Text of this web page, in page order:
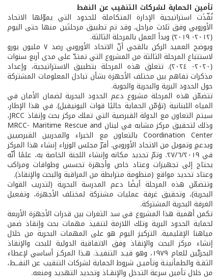
تأمين الحماية لشركات التنقيب عن النفط
نُفّذَت استراتيجية الإدارة المتكاملة للحدود التي يموّلها الاتحاد
الأوروبي وفق ثلاث مراحل، وقد تم تطبيق مرحلتَين منها حتى اليوم
(٢٠١٢- ٢٠١٩) وبدأ العمل بالمرحلة الثالثة.
ويوضح العميد الركن بالقجي أنّ الاتحاد الأوروبي رصد ٧ مليون يورو
لاستتباع المرحلة الثالثة من المشروع التي تمتدّ على مدى أربع سنوات
(٢٠٢٠- ٢٠٢٤). تتعلق هذه المرحلة بتطبيق الاستراتيجية، وإعداد
مذكرات تفاهم بين مختلف الأجهزة بشأن تبادل المعلومات المشتركة
حول الحدود البرية والبحرية والجوية.
تتضمّن هذه المرحلة مشروع دعم الحدود البحرية لضمان الأمان في
المياه اللبنانية (تؤمّن الحماية حاليًا قوات اليونيفيل). في هذا الإطار،
سيتم التعاون مع الدولة القبرصية التي تملك مركز بحث وإنقاذ JRCC،
وذلك لتحقيق مركز مشابه في لبنان MRCC- Maritime Rescue and
Coordination Center بالتعاون مع الخبراء والمدربين القبرصيين
وبدعمٍ وتمويل من الاتحاد الأوروبي. أقرّ مجلس الوزراء إنشاء هذا المركز
في ٢٧/٦/٢٠١٩. وتمّ تحديد مكانه وإنشاء اللجنة الخاصة به، علمًا أنّه
يحتاج إلى تجهيزات وعتاد خاص وأجهزة تحسس وطوافات ومراكب
وعتاد تحديد مواقع (منظومة مترابطة من المراقبة والبحث والإنقاذ).
وتتضمّن هذه المرحلة أيضًا دعم المدرسة البحرية (لتدريب القوات
البحرية)، وتحقيق غرفة عمليات مشتركة لمختلف الأجهزة، وتفعيل
الغرفة البحرية المشتركة.
تكمن أهمية هذا المشروع في سد الثغرات بين قدرات الأجهزة الأربعة
لحماية الحدود البرية وتلك اللازمة لتنفيذ مهمات بحث وإنقاذ ضمن
مياهنا الإقليمية. التركيز اليوم هو على المهمات البحرية من خلال
إنشاء مركز البحث والإنقاذ وفق الاتفاقية الدولية للبحث والإنقاذ
البحريَّين للعام ١٩٧٩، وهو قيـد التنفيـذ. هـذا المركـز أساسي لإعطاء
الثقـة والطمأنينـة وتأميـن شروط الحماية لشركات التنقيب عن النفــط،
من خلال تأمين سرعة التدخل والإنقـاذ وتحديد التهديد ومنعه.